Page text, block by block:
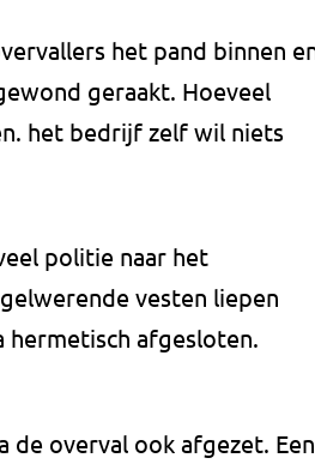
het pand binnen
geraakt. Hoeveel
het bedrijf zelf wil niets
politie naar het
vesten liepen
hermetisch afgesloten.
de overval ook afgezet. Een